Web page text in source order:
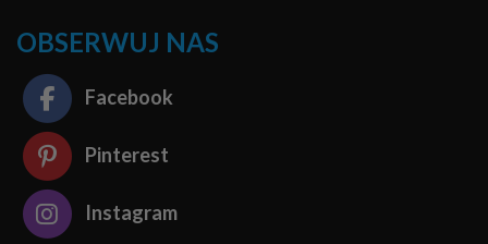
OBSERWUJ NAS
Facebook
Pinterest
Instagram